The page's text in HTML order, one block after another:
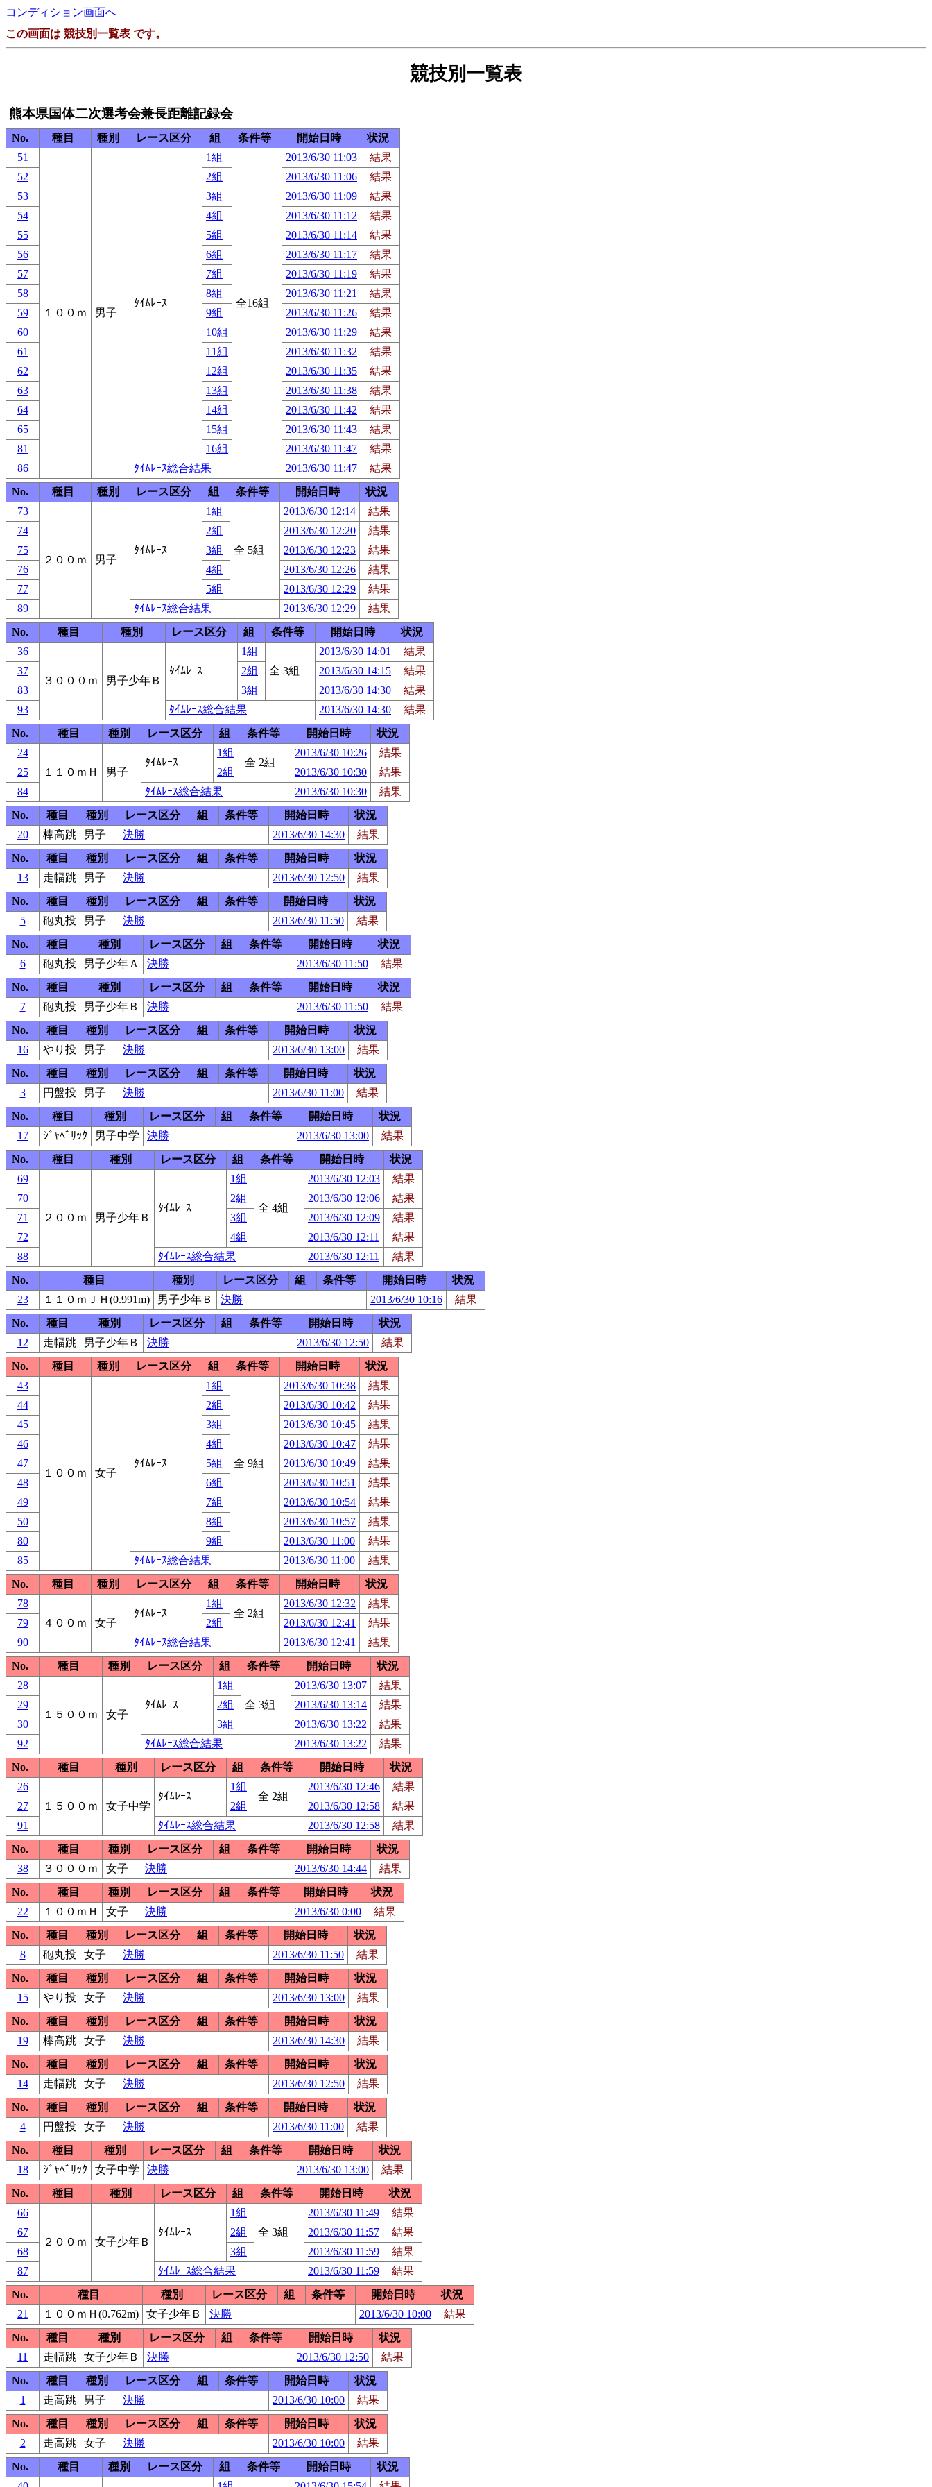
コンディション画面へ
この画面は 競技別一覧表 です。
競技別一覧表
熊本県国体二次選考会兼長距離記録会
No. 種目 種別 レース区分 組 条件等 開始日時
状況
51
１００ｍ 男子
ﾀｲﾑﾚｰｽ
1組
全16組
2013/6/30 11:03
結果
52
2組 2013/6/30 11:06
結果
53
3組 2013/6/30 11:09
結果
54
4組 2013/6/30 11:12
結果
55
5組 2013/6/30 11:14
結果
56
6組 2013/6/30 11:17
結果
57
7組 2013/6/30 11:19
結果
58
8組 2013/6/30 11:21
結果
59
9組 2013/6/30 11:26
結果
60
10組 2013/6/30 11:29
結果
61
11組 2013/6/30 11:32
結果
62
12組 2013/6/30 11:35
結果
63
13組 2013/6/30 11:38
結果
64
14組 2013/6/30 11:42
結果
65
15組 2013/6/30 11:43
結果
81
16組 2013/6/30 11:47
結果
86
ﾀｲﾑﾚｰｽ総合結果 2013/6/30 11:47
結果
No.
種目 種別 レース区分 組 条件等 開始日時
状況
73
２００ｍ 男子
ﾀｲﾑﾚｰｽ
1組
全 5組
2013/6/30 12:14
結果
74
2組 2013/6/30 12:20
結果
75
3組 2013/6/30 12:23
結果
76
4組 2013/6/30 12:26
結果
77
5組 2013/6/30 12:29
結果
89
ﾀｲﾑﾚｰｽ総合結果 2013/6/30 12:29
結果
No.
種目 種別 レース区分 組 条件等 開始日時
状況
36
３０００ｍ 男子少年Ｂ
ﾀｲﾑﾚｰｽ
1組
全 3組
2013/6/30 14:01
結果
37
2組 2013/6/30 14:15
結果
83
3組 2013/6/30 14:30
結果
93
ﾀｲﾑﾚｰｽ総合結果 2013/6/30 14:30
結果
No.
種目 種別 レース区分 組 条件等 開始日時
状況
24
１１０ｍＨ
男子
ﾀｲﾑﾚｰｽ
1組
全 2組
2013/6/30 10:26
結果
25
2組 2013/6/30 10:30
結果
84
ﾀｲﾑﾚｰｽ総合結果 2013/6/30 10:30
結果
No.
種目 種別 レース区分 組 条件等 開始日時
状況
20
棒高跳 男子 決勝 2013/6/30 14:30
結果
No.
種目 種別 レース区分 組 条件等 開始日時
状況
13
走幅跳 男子 決勝 2013/6/30 12:50
結果
No.
種目 種別 レース区分 組 条件等 開始日時
状況
5
砲丸投 男子 決勝 2013/6/30 11:50
結果
No.
種目 種別 レース区分 組 条件等 開始日時
状況
6
砲丸投 男子少年Ａ 決勝 2013/6/30 11:50
結果
No.
種目 種別 レース区分 組 条件等 開始日時
状況
7
砲丸投 男子少年Ｂ 決勝 2013/6/30 11:50
結果
No.
種目 種別 レース区分 組 条件等 開始日時
状況
16
やり投 男子 決勝 2013/6/30 13:00
結果
No.
種目 種別 レース区分 組 条件等 開始日時
状況
3
円盤投 男子 決勝 2013/6/30 11:00
結果
No.
種目 種別 レース区分 組 条件等 開始日時
状況
17
ｼﾞｬﾍﾞﾘｯｸ 男子中学 決勝 2013/6/30 13:00
結果
No.
種目 種別 レース区分 組 条件等 開始日時
状況
69
２００ｍ 男子少年Ｂ
ﾀｲﾑﾚｰｽ
1組
全 4組
2013/6/30 12:03
結果
70
2組 2013/6/30 12:06
結果
71
3組 2013/6/30 12:09
結果
72
4組 2013/6/30 12:11
結果
88
ﾀｲﾑﾚｰｽ総合結果 2013/6/30 12:11
結果
No.
種目 種別 レース区分 組 条件等 開始日時
状況
23
１１０ｍＪＨ(0.991m) 男子少年Ｂ 決勝 2013/6/30 10:16
結果
No.
種目 種別 レース区分 組 条件等 開始日時
状況
12
走幅跳 男子少年Ｂ 決勝 2013/6/30 12:50
結果
No.
種目 種別 レース区分 組 条件等 開始日時
状況
43
１００ｍ 女子
ﾀｲﾑﾚｰｽ
1組
全 9組
2013/6/30 10:38
結果
44
2組 2013/6/30 10:42
結果
45
3組 2013/6/30 10:45
結果
46
4組 2013/6/30 10:47
結果
47
5組 2013/6/30 10:49
結果
48
6組 2013/6/30 10:51
結果
49
7組 2013/6/30 10:54
結果
50
8組 2013/6/30 10:57
結果
80
9組 2013/6/30 11:00
結果
85
ﾀｲﾑﾚｰｽ総合結果 2013/6/30 11:00
結果
No.
種目 種別 レース区分 組 条件等 開始日時
状況
78
４００ｍ
女子
ﾀｲﾑﾚｰｽ
1組
全 2組
2013/6/30 12:32
結果
79
2組 2013/6/30 12:41
結果
90
ﾀｲﾑﾚｰｽ総合結果 2013/6/30 12:41
結果
No.
種目 種別 レース区分 組 条件等 開始日時
状況
28
１５００ｍ 女子
ﾀｲﾑﾚｰｽ
1組
全 3組
2013/6/30 13:07
結果
29
2組 2013/6/30 13:14
結果
30
3組 2013/6/30 13:22
結果
92
ﾀｲﾑﾚｰｽ総合結果 2013/6/30 13:22
結果
No.
種目 種別 レース区分 組 条件等 開始日時
状況
26
１５００ｍ
女子中学
ﾀｲﾑﾚｰｽ
1組
全 2組
2013/6/30 12:46
結果
27
2組 2013/6/30 12:58
結果
91
ﾀｲﾑﾚｰｽ総合結果 2013/6/30 12:58
結果
No.
種目 種別 レース区分 組 条件等 開始日時
状況
38
３０００ｍ 女子 決勝 2013/6/30 14:44
結果
No.
種目 種別 レース区分 組 条件等 開始日時
状況
22
１００ｍＨ 女子 決勝 2013/6/30 0:00
結果
No.
種目 種別 レース区分 組 条件等 開始日時
状況
8
砲丸投 女子 決勝 2013/6/30 11:50
結果
No.
種目 種別 レース区分 組 条件等 開始日時
状況
15
やり投 女子 決勝 2013/6/30 13:00
結果
No.
種目 種別 レース区分 組 条件等 開始日時
状況
19
棒高跳 女子 決勝 2013/6/30 14:30
結果
No.
種目 種別 レース区分 組 条件等 開始日時
状況
14
走幅跳 女子 決勝 2013/6/30 12:50
結果
No.
種目 種別 レース区分 組 条件等 開始日時
状況
4
円盤投 女子 決勝 2013/6/30 11:00
結果
No.
種目 種別 レース区分 組 条件等 開始日時
状況
18
ｼﾞｬﾍﾞﾘｯｸ 女子中学 決勝 2013/6/30 13:00
結果
No.
種目 種別 レース区分 組 条件等 開始日時
状況
66
２００ｍ 女子少年Ｂ
ﾀｲﾑﾚｰｽ
1組
全 3組
2013/6/30 11:49
結果
67
2組 2013/6/30 11:57
結果
68
3組 2013/6/30 11:59
結果
87
ﾀｲﾑﾚｰｽ総合結果 2013/6/30 11:59
結果
No.
種目 種別 レース区分 組 条件等 開始日時
状況
21
１００ｍＨ(0.762m) 女子少年Ｂ 決勝 2013/6/30 10:00
結果
No.
種目 種別 レース区分 組 条件等 開始日時
状況
11
走幅跳 女子少年Ｂ 決勝 2013/6/30 12:50
結果
No.
種目 種別 レース区分 組 条件等 開始日時
状況
1
走高跳 男子 決勝 2013/6/30 10:00
結果
No.
種目 種別 レース区分 組 条件等 開始日時
状況
2
走高跳 女子 決勝 2013/6/30 10:00
結果
No.
種目 種別 レース区分 組 条件等 開始日時
状況